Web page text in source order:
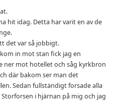
hit idag. Detta har varit en av de
det var så jobbigt.
in mot stan fick jag en
ner mot hotellet och såg kyrkbron
där bakom ser man det
Sedan fullständigt forsade alla
i hjärnan på mig och jag